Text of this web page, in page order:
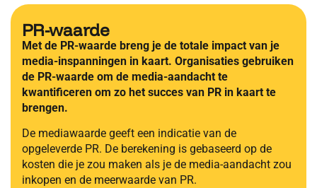
PR-waarde
Met de PR-waarde breng je de totale impact van je
media-inspanningen in kaart. Organisaties gebruiken
de PR-waarde om de media-aandacht te
kwantificeren om zo het succes van PR in kaart te
brengen.
De mediawaarde geeft een indicatie van de
opgeleverde PR. De berekening is gebaseerd op de
kosten die je zou maken als je de media-aandacht zou
inkopen en de meerwaarde van PR.